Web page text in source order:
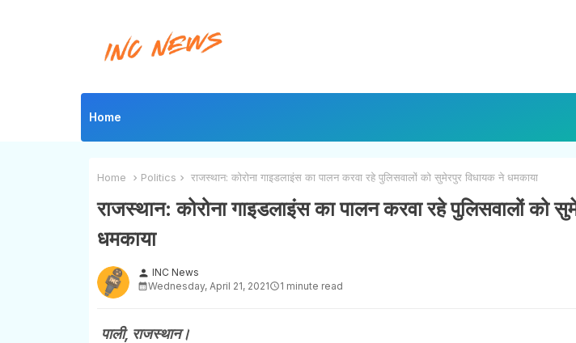
Home
Home Politics राजस्थान: कोरोना गाइडलाइंस का पालन करवा रहे पुलिसवालों को सुमेरपुर विधायक ने धमकाया
राजस्थान: कोरोना गाइडलाइंस का पालन करवा रहे पुलिसवालों को
धमकाया
person INC News
Wednesday, April 21, 2021
1 minute read
पाली, राजस्थान।